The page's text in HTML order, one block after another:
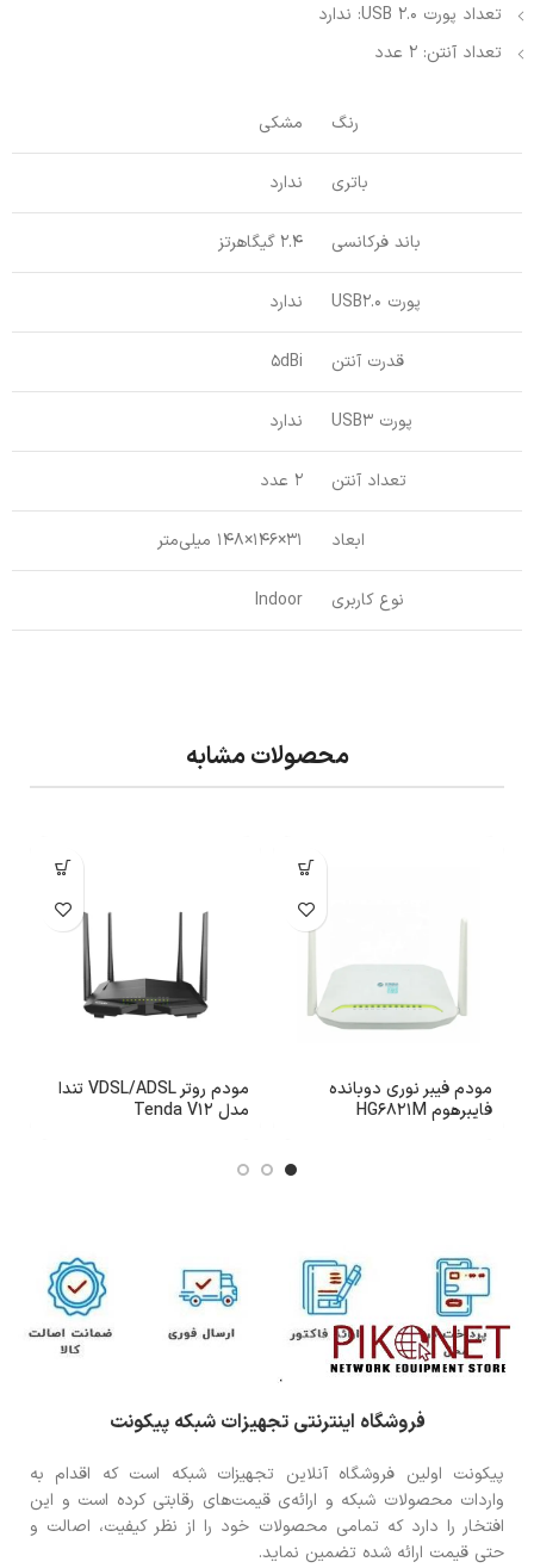
تعداد پورت USB 2.0: ندارد
تعداد آنتن: 2 عدد
رنگ مشکی
باتری ندارد
باند فرکانسی 2.4 گیگاهرتز
پورت USB2.0 ندارد
قدرت آنتن 5dBi
پورت USB3 ندارد
تعداد آنتن 2 عدد
ابعاد 31×146×148 میلی‌متر
نوع کاربری Indoor
محصولات مشابه
مودم فیبر نوری دوبانده
فایبرهوم HG6821M
مودم روتر VDSL/ADSL تندا
مدل Tenda V12
فروشگاه اینترنتی تجهیزات شبکه پیکونت
پیکونت اولین فروشگاه آنلاین تجهیزات شبکه است که اقدام به
واردات محصولات شبکه و ارائه‌ی قیمت‌های رقابتی کرده است و این
افتخار را دارد که تمامی محصولات خود را از نظر کیفیت، اصالت و
حتی قیمت ارائه شده تضمین نماید.